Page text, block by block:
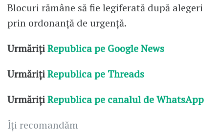
Blocuri rămâne să fie legiferată după alegeri
prin ordonanță de urgență.
UrmărițiRepublica pe Google News
UrmărițiRepublica pe Threads
UrmărițiRepublica pe canalul de WhatsApp
Îți recomandăm